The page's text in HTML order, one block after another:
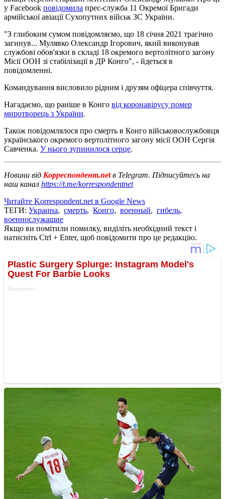
у Facebook повідомила прес-служба 11 Окремої Бригади
армійської авіації Сухопутних військ ЗС України.
"З глибоким сумом повідомляємо, що 18 січня 2021 трагічно
загинув... Мулявко Олександр Ігорович, який виконував
службові обов'язки в складі 18 окремого вертолітного загону
Місії ООН зі стабілізації в ДР Конго", - йдеться в
повідомленні.
Командування висловило рідним і друзям офіцера співчуття.
Нагадаємо, що раніше в Конго від коронавірусу помер
миротворець з України.
Також повідомлялося про смерть в Конго військовослужбовця
українського окремого вертолітного загону місії ООН Сергія
Савченка. У нього зупинилося серце.
Новини від Корреспондент.netв Telegram. Підписуйтесь на
наш канал https://t.me/korrespondentnet
Читайте Korrespondent.net в Google News
ТЕГИ: Украина, смерть, Конго, военный, гибель,
военнослужащие
Якщо ви помітили помилку, виділіть необхідний текст і
натисніть Ctrl + Enter, щоб повідомити про це редакцію.